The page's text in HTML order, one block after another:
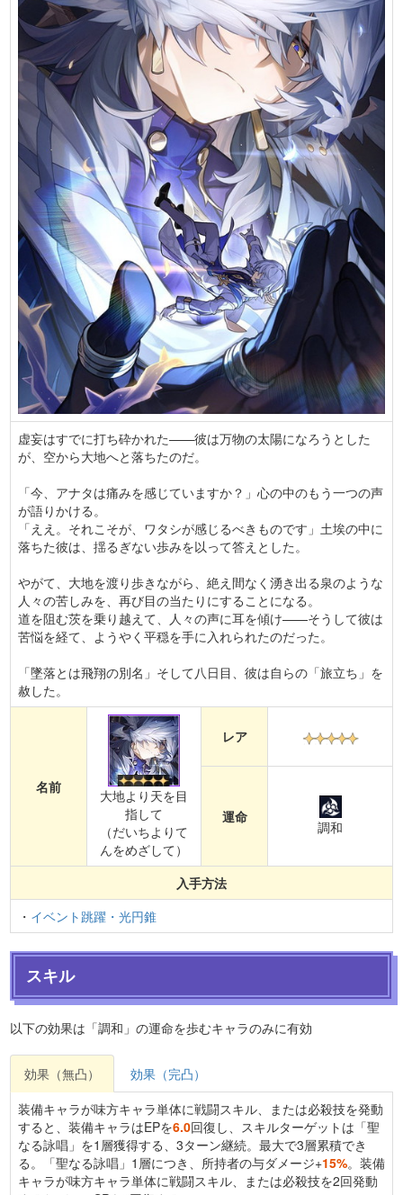
虚妄はすでに打ち砕かれた——彼は万物の太陽になろうとした
が、空から大地へと落ちたのだ。
「今、アナタは痛みを感じていますか？」心の中のもう一つの声
が語りかける。
「ええ。それこそが、ワタシが感じるべきものです」土埃の中に
落ちた彼は、揺るぎない歩みを以って答えとした。
やがて、大地を渡り歩きながら、絶え間なく湧き出る泉のような
人々の苦しみを、再び目の当たりにすることになる。
道を阻む茨を乗り越えて、人々の声に耳を傾け——そうして彼は
苦悩を経て、ようやく平穏を手に入れられたのだった。
「墜落とは飛翔の別名」そして八日目、彼は自らの「旅立ち」を
赦した。
名前
大地より天を目
指して
（だいちよりて
んをめざして）
レア
運命
調和
入手方法
・ イベント跳躍・光円錐
スキル
以下の効果は「調和」の運命を歩むキャラのみに有効
効果（無凸）
効果（完凸）
装備キャラが味方キャラ単体に戦闘スキル、または必殺技を発動
すると、装備キャラはEPを6.0回復し、スキルターゲットは「聖
なる詠唱」を1層獲得する、3ターン継続。最大で3層累積でき
る。「聖なる詠唱」1層につき、所持者の与ダメージ+15%。装備
キャラが味方キャラ単体に戦闘スキル、または必殺技を2回発動